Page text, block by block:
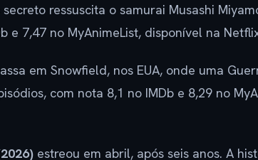
ressuscita o samurai Musashi
e 7,47 no MyAnimeList, disponível na
em Snowfield, nos EUA, onde uma
com nota 8,1 no IMDb e 8,29 no
estreou em abril, após seis anos. A